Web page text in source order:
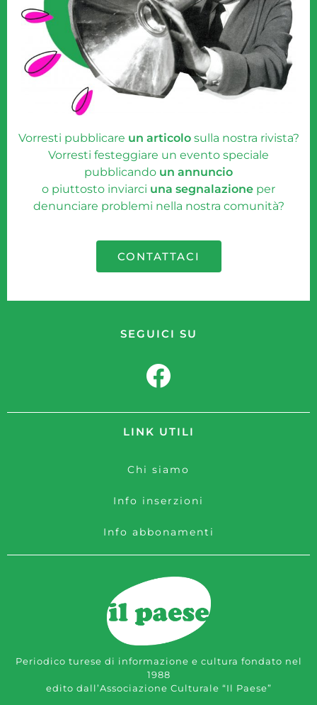
Vorresti pubblicare un articolosulla nostra rivista?
Vorresti festeggiare un evento speciale
pubblicando un annuncio
o piuttosto inviarci una segnalazione per
denunciare problemi nella nostra comunità?
CONTATTACI
Periodico turese di informazione e cultura fondato nel
1988
edito dall’Associazione Culturale “Il Paese”
LINK UTILI
Chi siamo
Info inserzioni
Info abbonamenti
SEGUICI SU